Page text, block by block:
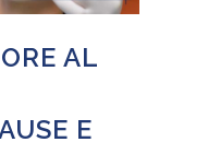
AL
E